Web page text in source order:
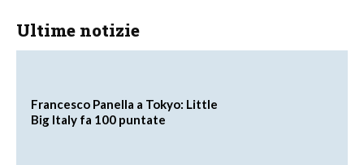
Ultime notizie
Francesco Panella a Tokyo: Little
Big Italy fa 100 puntate